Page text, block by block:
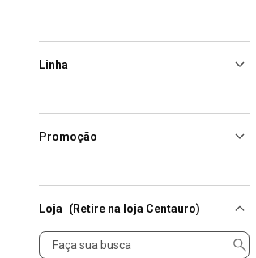
Linha
Promoção
Loja (Retire na loja Centauro)
Loja